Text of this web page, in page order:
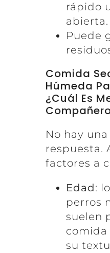
rápido
abierta.
Puede
Comida
Húmeda
¿Cuál Es
No hay
respuesta.
factores a
Edad:
perros
suelen
su